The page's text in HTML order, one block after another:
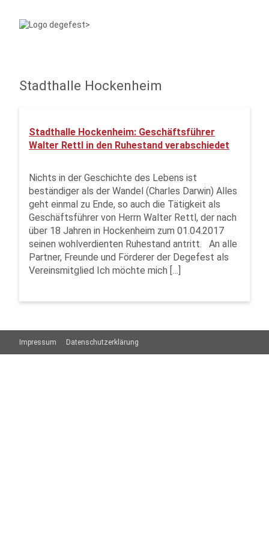
Stadthalle Hockenheim
Stadthalle Hockenheim: Geschäftsführer
Walter Rettl in den Ruhestand verabschiedet
Nichts in der Geschichte des Lebens ist
beständiger als der Wandel (Charles Darwin) Alles
geht einmal zu Ende, so auch die Tätigkeit als
Geschäftsführer von Herrn Walter Rettl, der nach
über 18 Jahren in Hockenheim zum 01.04.2017
seinen wohlverdienten Ruhestand antritt. An alle
Partner, Freunde und Förderer der Degefest als
Vereinsmitglied Ich möchte mich […]
Impressum Datenschutzerklärung